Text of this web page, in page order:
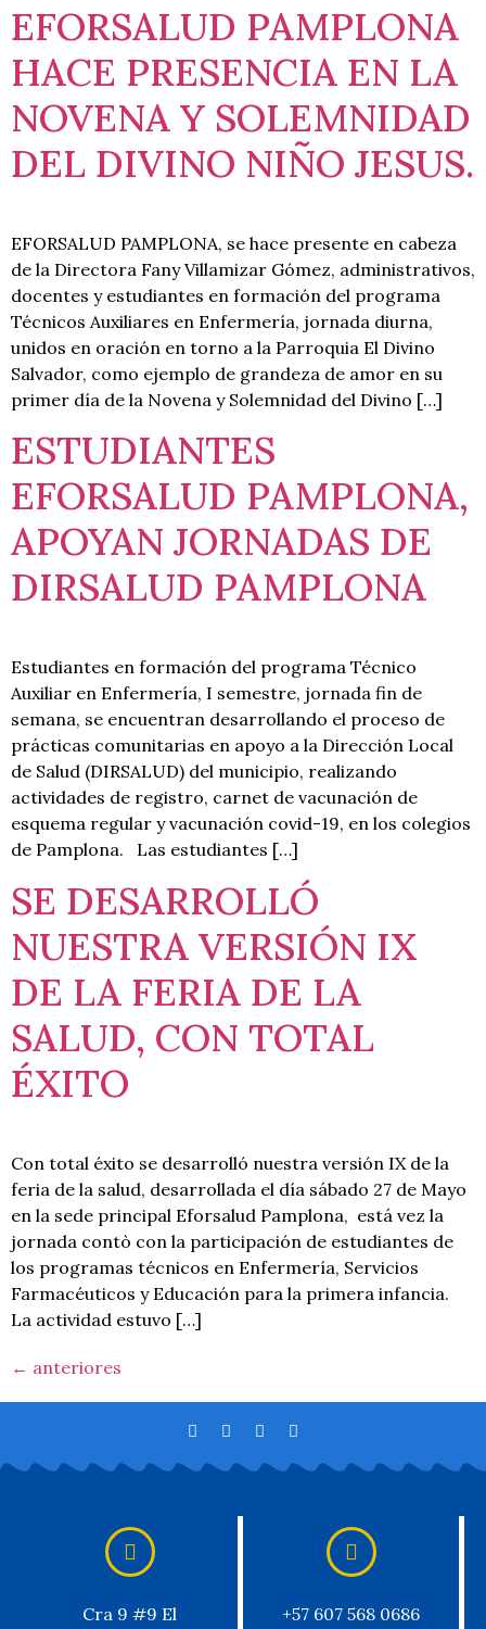
EFORSALUD PAMPLONA
HACE PRESENCIA EN LA
NOVENA Y SOLEMNIDAD
DEL DIVINO NIÑO JESUS.
EFORSALUD PAMPLONA, se hace presente en cabeza
de la Directora Fany Villamizar Gómez, administrativos,
docentes y estudiantes en formación del programa
Técnicos Auxiliares en Enfermería, jornada diurna,
unidos en oración en torno a la Parroquia El Divino
Salvador, como ejemplo de grandeza de amor en su
primer día de la Novena y Solemnidad del Divino […]
ESTUDIANTES
EFORSALUD PAMPLONA,
APOYAN JORNADAS DE
DIRSALUD PAMPLONA
Estudiantes en formación del programa Técnico
Auxiliar en Enfermería, I semestre, jornada fin de
semana, se encuentran desarrollando el proceso de
prácticas comunitarias en apoyo a la Dirección Local
de Salud (DIRSALUD) del municipio, realizando
actividades de registro, carnet de vacunación de
esquema regular y vacunación covid-19, en los colegios
de Pamplona. Las estudiantes […]
SE DESARROLLÓ
NUESTRA VERSIÓN IX
DE LA FERIA DE LA
SALUD, CON TOTAL
ÉXITO
Con total éxito se desarrolló nuestra versión IX de la
feria de la salud, desarrollada el día sábado 27 de Mayo
en la sede principal Eforsalud Pamplona, está vez la
jornada contò con la participación de estudiantes de
los programas técnicos en Enfermería, Servicios
Farmacéuticos y Educación para la primera infancia.
La actividad estuvo […]
← anteriores
Cra 9 #9 El
+57 607 568 0686